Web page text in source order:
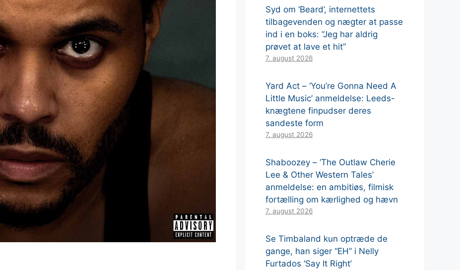
Syd om ‘Beard’, internettets
tilbagevenden og nægter at passe
ind i en boks: “Jeg har aldrig
prøvet at lave et hit”
7. august 2026
Yard Act – ‘You’re Gonna Need A
Little Music’ anmeldelse: Leeds-
knægtene finpudser deres
sandeste form
7. august 2026
Shaboozey – ‘The Outlaw Cherie
Lee & Other Western Tales’
anmeldelse: en ambitiøs, filmisk
fortælling om kærlighed og hævn
7. august 2026
Se Timbaland kun optræde de
gange, han siger “EH” i Nelly
Furtados ‘Say It Right’